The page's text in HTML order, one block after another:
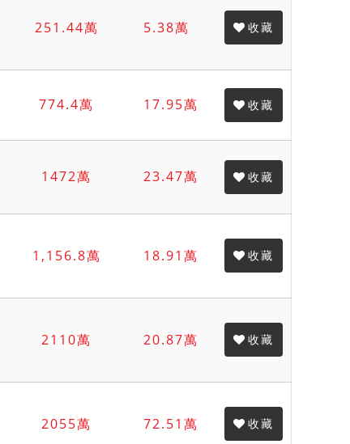
251.44萬 5.38萬 收藏
774.4萬 17.95萬 收藏
1472萬 23.47萬 收藏
1,156.8萬 18.91萬 收藏
2110萬 20.87萬 收藏
2055萬 72.51萬 收藏